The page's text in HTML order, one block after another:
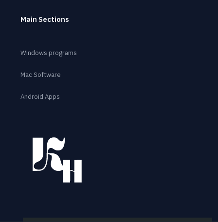
Main Sections
Windows programs
Mac Software
Android Apps